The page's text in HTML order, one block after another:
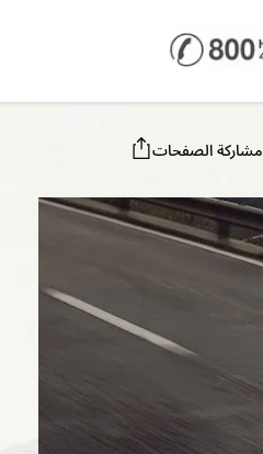
مشاركة الصفحات